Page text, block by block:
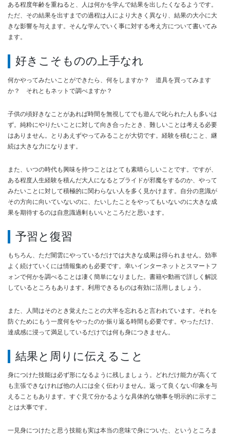
ある程度年齢を重ねると、人は何かを学んで結果を出したくなるようです。
ただ、その結果を出すまでの過程は人により大きく異なり、結果の大小に大
きな影響を与えます。そんな学んでいく事に対する考え方について書いてみ
ます。
好きこそものの上手なれ
何かやってみたいことができたら、何をしますか？ 道具を買ってみます
か？ それともネットで調べますか？
子供の頃好きなことがあれば時間を無視してでも遊んで叱られた人も多いは
ず。純粋にやりたいことに対して向き合ったとき、難しいことは考える必要
はありません。とりあえずやってみることが大切です。経験を積むこと、継
続は大きな力になります。
また、いつの時代も興味を持つことはとても素晴らしいことです。ですが、
ある程度人生経験を積んだ大人になるとプライドが邪魔をするのか、やって
みたいことに対して積極的に関わらない人を多く見かけます。自分の意識が
その方向に向いていないのに、たいしたことをやってもいないのに大きな成
果を期待するのは自意識過剰もいいところだと思います。
予習と復習
もちろん、ただ闇雲にやっているだけでは大きな成果は得られません。効率
よく続けていくには情報集めも必要です。幸いインターネットとスマートフ
ォンで何かを調べることは凄く簡単になりました。書籍や動画で詳しく解説
しているところもあります。利用できるものは有効に活用しましょう。
また、人間はそのとき覚えたことの大半を忘れると言われています。それを
防ぐためにもう一度何をやったのか振り返る時間も必要です。やっただけ、
達成感に浸って満足しているだけでは何も身につきません。
結果と周りに伝えること
身につけた技能は必ず形になるように残しましょう。どれだけ能力が高くて
も主張できなければ他の人には全く伝わりません。返って良くない印象を与
えることもあります。すぐ見て分かるような具体的な物事を明示的に示すこ
とは大事です。
一見身につけたと思う技能も実は本当の意味で身についた、というところま